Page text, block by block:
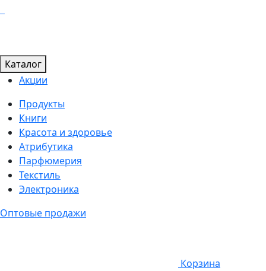
Каталог
Акции
Продукты
Книги
Красота и здоровье
Атрибутика
Парфюмерия
Текстиль
Электроника
Оптовые продажи
Корзина